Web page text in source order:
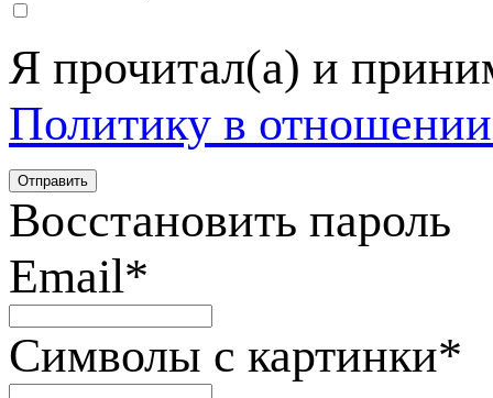
Я прочитал(а) и
Политику в
Восстановить пароль
Email*
Символы с картинки*